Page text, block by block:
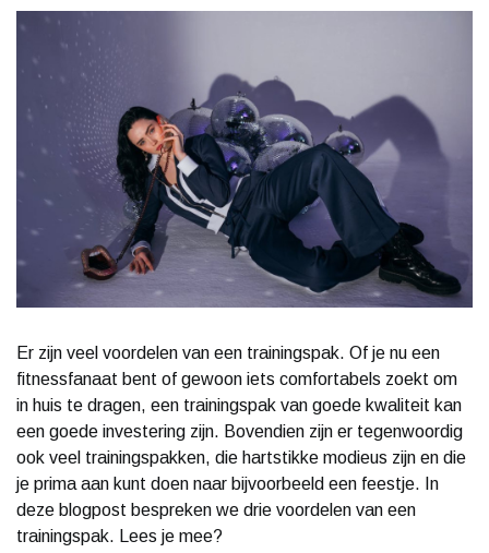
Er zijn veel voordelen van een trainingspak. Of je nu een
fitnessfanaat bent of gewoon iets comfortabels zoekt om
in huis te dragen, een trainingspak van goede kwaliteit kan
een goede investering zijn. Bovendien zijn er tegenwoordig
ook veel trainingspakken, die hartstikke modieus zijn en die
je prima aan kunt doen naar bijvoorbeeld een feestje. In
deze blogpost bespreken we drie voordelen van een
trainingspak. Lees je mee?